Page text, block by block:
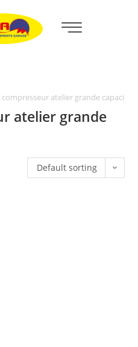
atelier grande capacité
atelier grande
Default sorting